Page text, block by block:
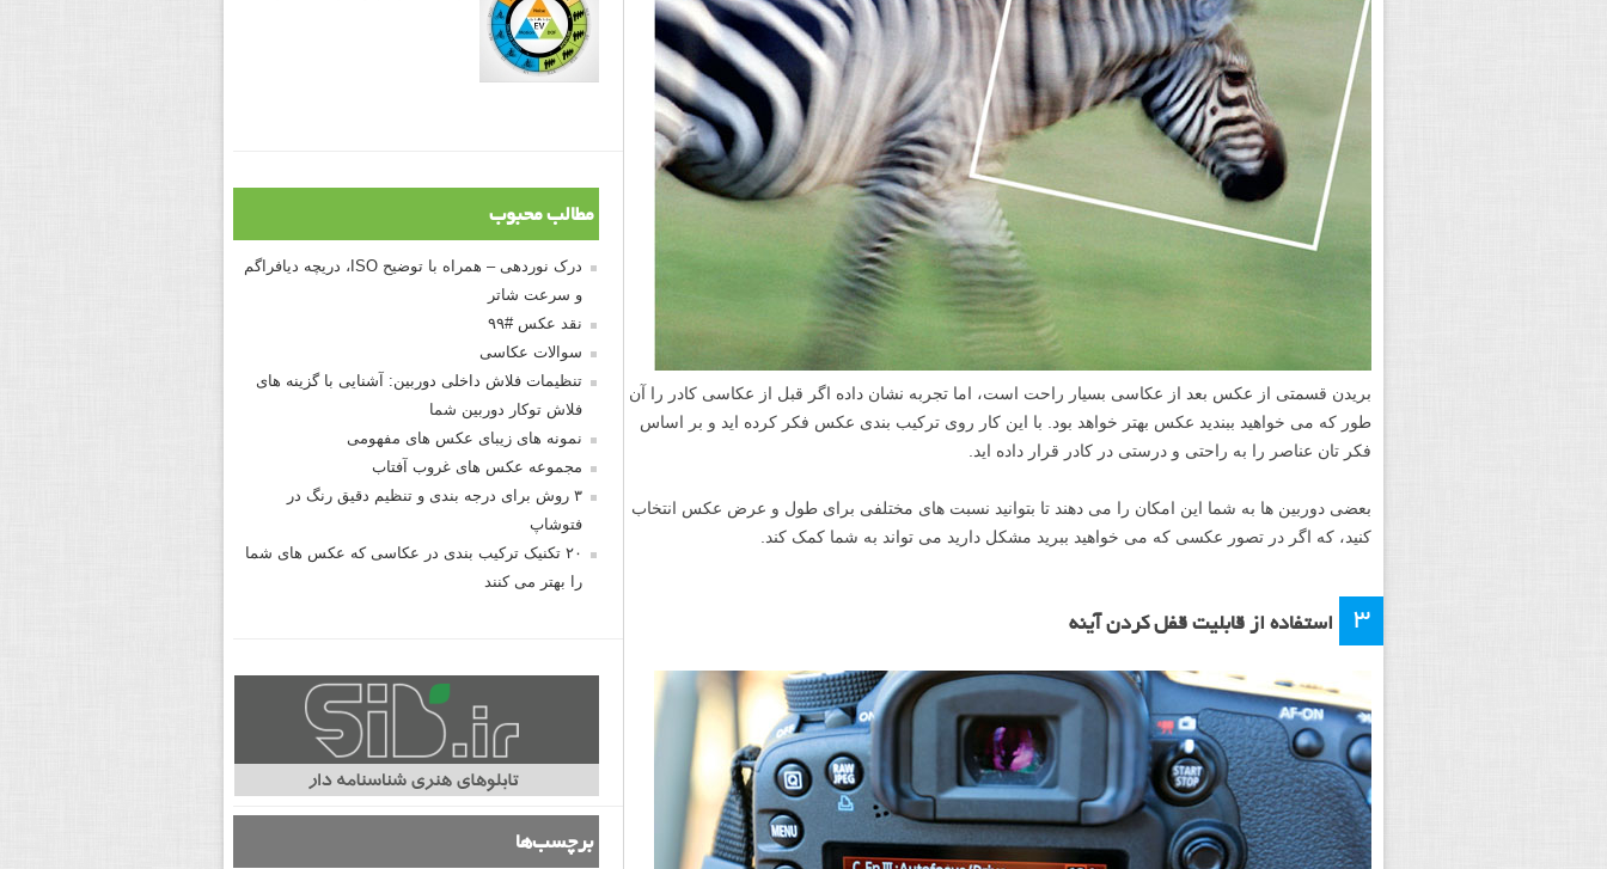
بریدن قسمتی از عکس بعد از عکاسی بسیار راحت است، اما تجربه نشان داده اگر قبل از عکاسی کادر را آن
طور که می خواهید ببندید عکس بهتر خواهد بود. با این کار روی ترکیب بندی عکس فکر کرده اید و بر اساس
فکر تان عناصر را به راحتی و درستی در کادر قرار داده اید.
بعضی دوربین ها به شما این امکان را می دهند تا بتوانید نسبت های مختلفی برای طول و عرض عکس انتخاب
کنید، که اگر در تصور عکسی که می خواهید ببرید مشکل دارید می تواند به شما کمک کند.
۳ استفاده از قابلیت قفل کردن آینه
مطالب محبوب
درک نوردهی – همراه با توضیح ISO، دریچه دیافراگم
و سرعت شاتر
نقد عکس #۹۹
سوالات عکاسی
تنظیمات فلاش داخلی دوربین: آشنایی با گزینه های
فلاش توکار دوربین شما
نمونه های زیبای عکس های مفهومی
مجموعه عکس های غروب آفتاب
۳ روش برای درجه بندی و تنظیم دقیق رنگ در
فتوشاپ
۲۰ تکنیک ترکیب بندی در عکاسی که عکس های شما
را بهتر می کنند
برچسب‌ها